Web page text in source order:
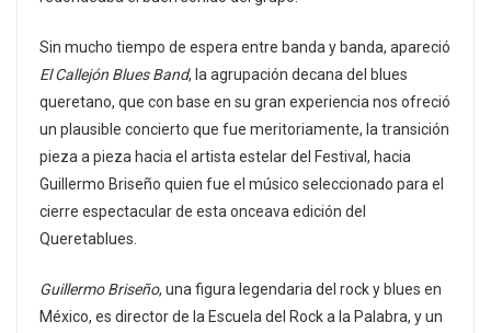
Sin mucho tiempo de espera entre banda y banda, apareció
El Callejón Blues Band, la agrupación decana del blues
queretano, que con base en su gran experiencia nos ofreció
un plausible concierto que fue meritoriamente, la transición
pieza a pieza hacia el artista estelar del Festival, hacia
Guillermo Briseño quien fue el músico seleccionado para el
cierre espectacular de esta onceava edición del
Queretablues.
Guillermo Briseño, una figura legendaria del rock y blues en
México, es director de la Escuela del Rock a la Palabra, y un